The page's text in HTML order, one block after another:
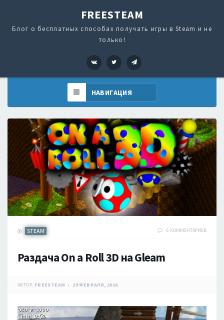
FREESTEAM
Блог о бесплатных способах получать игры в Steam и не
только!
VK Twitter
STEAM 6 КОММЕНТАРИЕВ
Раздача On a Roll 3D на Gleam
АВТОР: FREESTEAM 29 ФЕВРАЛЯ, 2016